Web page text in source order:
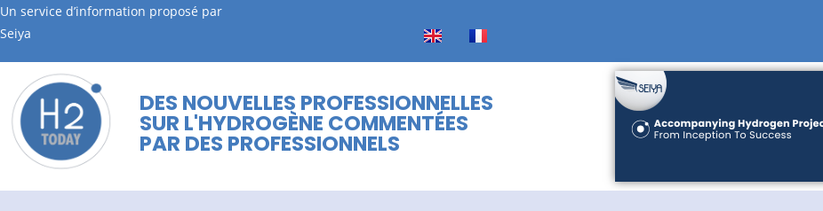
Un service d’information proposé par
Seiya
DES NOUVELLES PROFESSIONNELLES
SUR L'HYDROGÈNE COMMENTÉES
PAR DES PROFESSIONNELS